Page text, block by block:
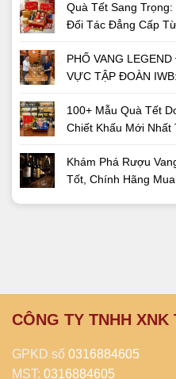
Quà Tết Sang
Đối Tác Đẳng Cấp
PHỐ VANG
VỰC TẬP ĐOÀN
100+ Mẫu Quà Tết
Chiết Khấu Mới Nhất
Khám Phá Rượu
Tốt, Chính Hãng
CÔNG TY TNHH XNK
GPKD số 0316884605
MST: 0316884605